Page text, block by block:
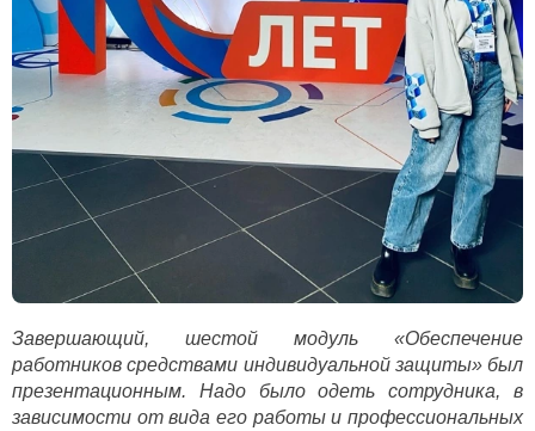
Завершающий, шестой модуль «Обеспечение
работников средствами индивидуальной защиты» был
презентационным. Надо было одеть сотрудника, в
зависимости от вида его работы и профессиональных